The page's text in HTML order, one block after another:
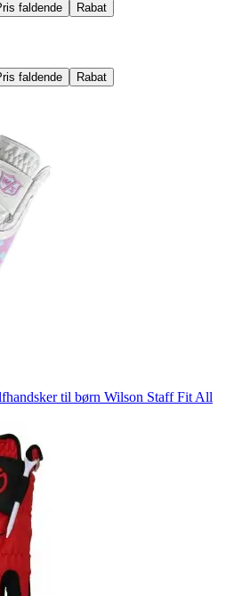
faldende Rabat
faldende Rabat
til børn Wilson Staff Fit All